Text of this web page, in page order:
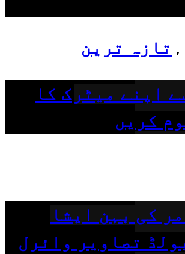
, تازہ ترین
اپنے میٹرک کا
کریں
کی بہن ایشا
تصاویر وائرل